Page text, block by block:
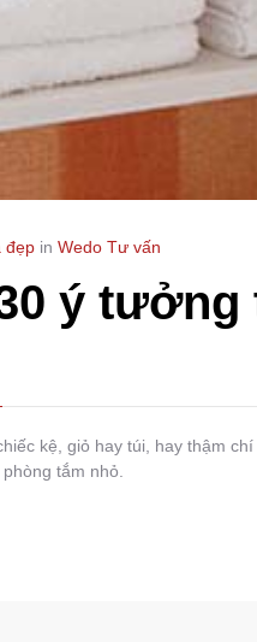
đẹp in Wedo Tư vấn
ý
kệ, giỏ hay túi, hay thậm
tắm nhỏ.